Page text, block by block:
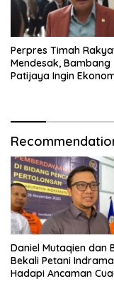
Perpres Timah
Mendesak, Bambang
Patijaya Ingin
Daniel Mutaqien dan
Bekali Petani
Hadapi Ancaman